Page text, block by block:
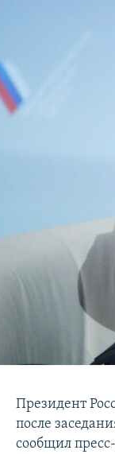
Президент
после
сообщил